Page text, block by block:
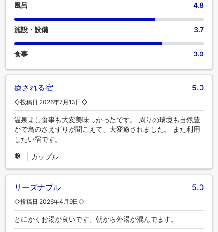
風呂 4.8
施設・設備 3.7
食事 3.9
癒される宿 5.0
◇投稿日 2026年7月13日◇
温泉よし食事も大変美味しかったです。 周りの環境も自然豊
かで鳥のさえずりが聞こえて、大変癒されました。 また利用
したい宿です。
カップル
リーズナブル 5.0
◇投稿日 2026年4月9日◇
とにかくお湯が良いです。朝から外湯が混んでます。